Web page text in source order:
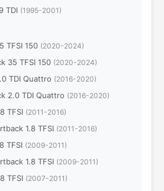
TDI (1995-2001)
TFSI 150 (2020-2024)
35 TFSI 150 (2020-2024)
TDI Quattro (2016-2020)
2.0 TDI Quattro (2016-2020)
TFSI (2011-2016)
1.8 TFSI (2011-2016)
TFSI (2009-2011)
1.8 TFSI (2009-2011)
TFSI (2007-2011)